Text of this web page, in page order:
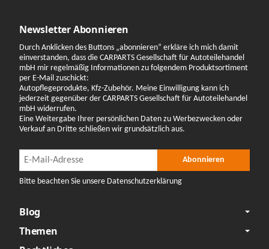
Newsletter Abonnieren
Durch Anklicken des Buttons „abonnieren“ erkläre ich mich damit
einverstanden, dass die CARPARTS Gesellschaft für Autoteilehandel
mbH mir regelmäßig Informationen zu folgendem Produktsortiment
per E-Mail zuschickt:
Autopflegeprodukte, Kfz-Zubehör. Meine Einwilligung kann ich
jederzeit gegenüber der CARPARTS Gesellschaft für Autoteilehandel
mbH widerrufen.
Eine Weitergabe Ihrer persönlichen Daten zu Werbezwecken oder
Verkauf an Dritte schließen wir grundsätzlich aus.
Newsletter Abonnieren Abonnieren
Bitte beachten Sie unsere Datenschutzerklärung
Blog
Themen